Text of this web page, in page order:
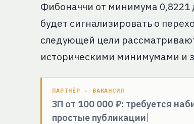
Фибоначчи от минимума 0,8221
будет сигнализировать о
следующей цели
историческими минимумами и
ПАРТНЁР · ВАКАНСИЯ
ЗП от 100 000 ₽: требуется
простые публикации